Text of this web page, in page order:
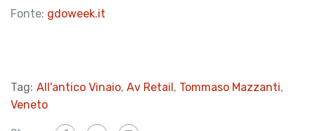
Fonte: gdoweek.it
Tag: All'antico Vinaio, Av Retail, Tommaso Mazzanti,
Veneto